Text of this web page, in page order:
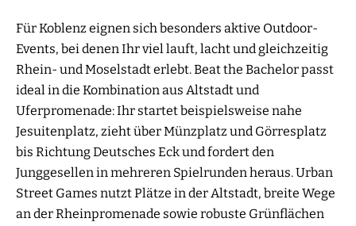
Für Koblenz eignen sich besonders aktive Outdoor-
Events, bei denen Ihr viel lauft, lacht und gleichzeitig
Rhein- und Moselstadt erlebt. Beat the Bachelor passt
ideal in die Kombination aus Altstadt und
Uferpromenade: Ihr startet beispielsweise nahe
Jesuitenplatz, zieht über Münzplatz und Görresplatz
bis Richtung Deutsches Eck und fordert den
Junggesellen in mehreren Spielrunden heraus. Urban
Street Games nutzt Plätze in der Altstadt, breite Wege
an der Rheinpromenade sowie robuste Grünflächen